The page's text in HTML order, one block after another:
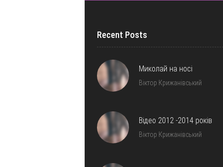
Recent Posts
Миколай на носі
Віктор Крижанівський
Відео 2012 -2014 років
Віктор Крижанівський